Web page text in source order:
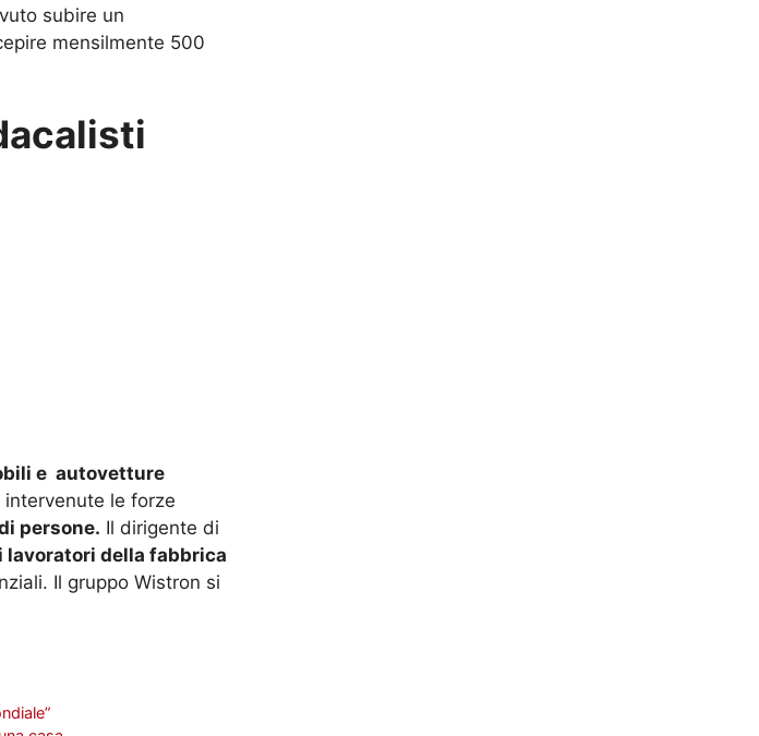
subire un
mensilmente 500
e autovetture
le forze
persone. Il dirigente di
lavoratori della fabbrica
Il gruppo Wistron si